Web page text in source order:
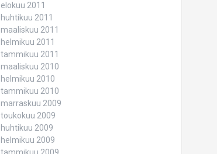
elokuu 2011
huhtikuu 2011
maaliskuu 2011
helmikuu 2011
tammikuu 2011
maaliskuu 2010
helmikuu 2010
tammikuu 2010
marraskuu 2009
toukokuu 2009
huhtikuu 2009
helmikuu 2009